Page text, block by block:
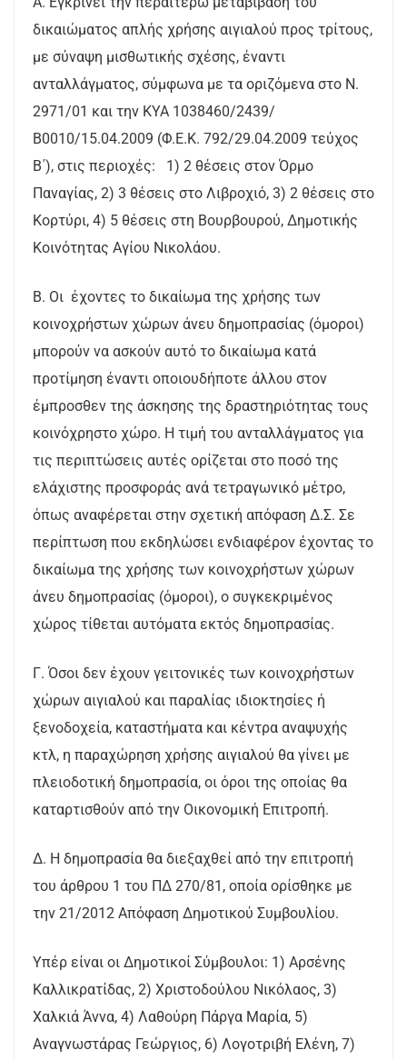
δικαιώματος απλής χρήσης αιγιαλού προς τρίτους,
με σύναψη μισθωτικής σχέσης, έναντι
ανταλλάγματος, σύμφωνα με τα οριζόμενα στο Ν.
2971/01 και την ΚΥΑ 1038460/2439/
Β0010/15.04.2009 (Φ.Ε.Κ. 792/29.04.2009 τεύχος
Β΄), στις περιοχές: 1) 2 θέσεις στον Όρμο
Παναγίας, 2) 3 θέσεις στο Λιβροχιό, 3) 2 θέσεις στο
Κορτύρι, 4) 5 θέσεις στη Βουρβουρού, Δημοτικής
Κοινότητας Αγίου Νικολάου.
Β. Οι έχοντες το δικαίωμα της χρήσης των
κοινοχρήστων χώρων άνευ δημοπρασίας (όμοροι)
μπορούν να ασκούν αυτό το δικαίωμα κατά
προτίμηση έναντι οποιουδήποτε άλλου στον
έμπροσθεν της άσκησης της δραστηριότητας τους
κοινόχρηστο χώρο. Η τιμή του ανταλλάγματος για
τις περιπτώσεις αυτές ορίζεται στο ποσό της
ελάχιστης προσφοράς ανά τετραγωνικό μέτρο,
όπως αναφέρεται στην σχετική απόφαση Δ.Σ. Σε
περίπτωση που εκδηλώσει ενδιαφέρον έχοντας το
δικαίωμα της χρήσης των κοινοχρήστων χώρων
άνευ δημοπρασίας (όμοροι), ο συγκεκριμένος
χώρος τίθεται αυτόματα εκτός δημοπρασίας.
Γ. Όσοι δεν έχουν γειτονικές των κοινοχρήστων
χώρων αιγιαλού και παραλίας ιδιοκτησίες ή
ξενοδοχεία, καταστήματα και κέντρα αναψυχής
κτλ, η παραχώρηση χρήσης αιγιαλού θα γίνει με
πλειοδοτική δημοπρασία, οι όροι της οποίας θα
καταρτισθούν από την Οικονομική Επιτροπή.
Δ. Η δημοπρασία θα διεξαχθεί από την επιτροπή
του άρθρου 1 του ΠΔ 270/81, οποία ορίσθηκε με
την 21/2012 Απόφαση Δημοτικού Συμβουλίου.
Υπέρ είναι οι Δημοτικοί Σύμβουλοι: 1) Αρσένης
Καλλικρατίδας, 2) Χριστοδούλου Νικόλαος, 3)
Χαλκιά Άννα, 4) Λαθούρη Πάργα Μαρία, 5)
Αναγνωστάρας Γεώργιος, 6) Λογοτριβή Ελένη, 7)